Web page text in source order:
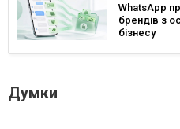
WhatsApp
брендів з
бізнесу
Думки